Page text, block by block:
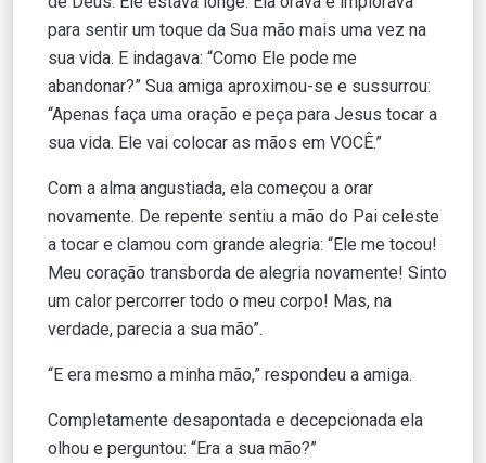
para sentir um toque da Sua mão mais uma vez na
sua vida. E indagava: “Como Ele pode me
abandonar?” Sua amiga aproximou-se e sussurrou:
“Apenas faça uma oração e peça para Jesus tocar a
sua vida. Ele vai colocar as mãos em VOCÊ.”
Com a alma angustiada, ela começou a orar
novamente. De repente sentiu a mão do Pai celeste
a tocar e clamou com grande alegria: “Ele me tocou!
Meu coração transborda de alegria novamente! Sinto
um calor percorrer todo o meu corpo! Mas, na
verdade, parecia a sua mão”.
“E era mesmo a minha mão,” respondeu a amiga.
Completamente desapontada e decepcionada ela
olhou e perguntou: “Era a sua mão?”